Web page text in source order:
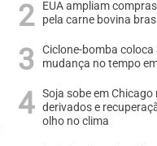
EUA ampliam
pela carne bovina
Ciclone-bomba coloca
mudança no tempo
Soja sobe em
derivados e
olho no clima